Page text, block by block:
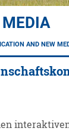
MEDIA
AND NEW